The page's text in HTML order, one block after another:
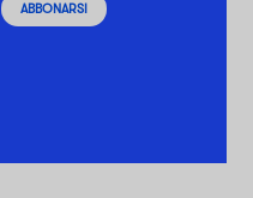
ABBONARSI